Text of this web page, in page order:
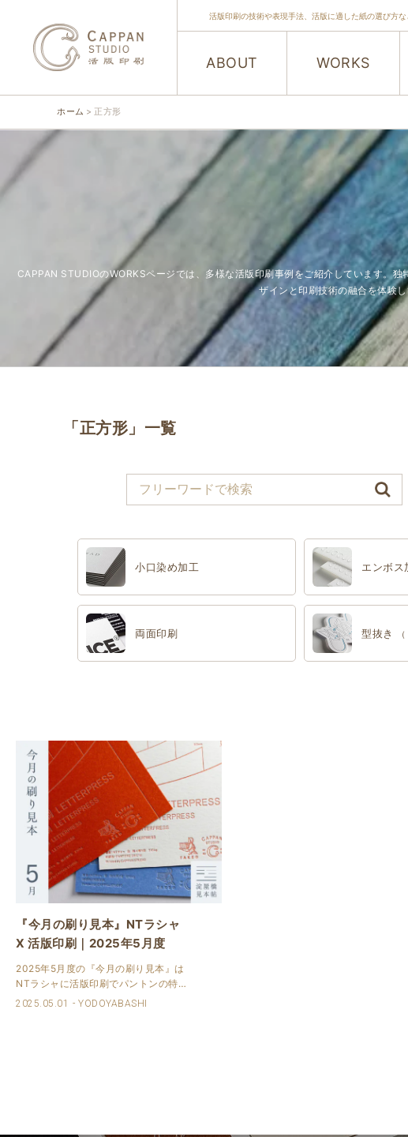
活版印刷の技術や表現手法、活版に適した紙の選び方
ABOUT WORKS
ホーム 正方形
CAPPAN STUDIOのWORKSページでは、多様な活版印刷事例をご紹介しています。
ザインと印刷技術の融合を体験
「正方形」一覧
小口染め加工 エンボス
両面印刷 型抜き
『今月の刷り見本』NTラシャ
X 活版印刷｜2025年5月度
2025年5月度の『今月の刷り見本』は
NTラシャに活版印刷でパントンの特
色、銀や白インキなどを使用しまし
2025.05.01 YODOYABASHI